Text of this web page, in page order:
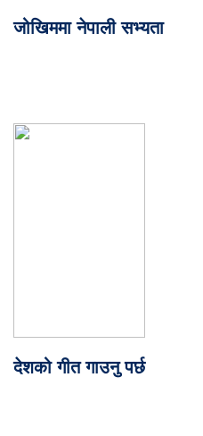
जोखिममा नेपाली सभ्यता
देशको गीत गाउनु पर्छ